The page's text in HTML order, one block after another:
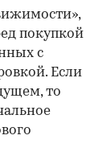
покупкой
с
Если
то